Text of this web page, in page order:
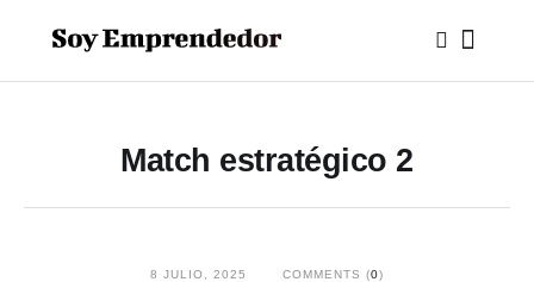
Match estratégico 2
8 JULIO, 2025 COMMENTS (0)